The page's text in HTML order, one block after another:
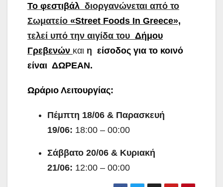
Το φεστιβάλ διοργανώνεται από το
Σωματείο «Street Foods In Greece»,
τελεί υπό την αιγίδα του Δήμου
Γρεβενών και η είσοδος για το κοινό
είναι ΔΩΡΕΑΝ.
Ωράριο Λειτουργίας:
Πέμπτη 18/06 & Παρασκευή
19/06: 18:00 – 00:00
Σάββατο 20/06 & Κυριακή
21/06: 12:00 – 00:00